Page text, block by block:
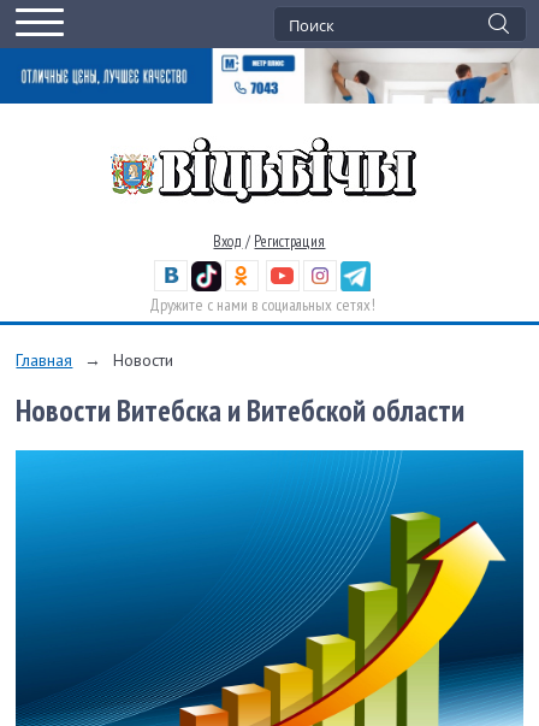
Вход / Регистрация
Дружите с нами в социальных сетях!
Главная → Новости
Новости Витебска и Витебской области